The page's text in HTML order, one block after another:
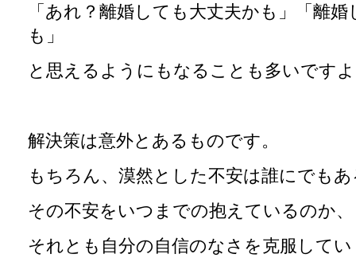
「あれ？離婚しても大丈夫かも」「離
も」
と思えるようにもなることも多いです
解決策は意外とあるものです。
もちろん、漠然とした不安は誰にでも
その不安をいつまでの抱えているのか、
それとも自分の自信のなさを克服して